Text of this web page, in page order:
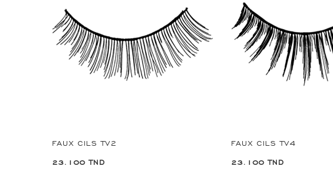
FAUX CILS TV2
23.100 TND
FAUX CILS TV4
23.100 TND